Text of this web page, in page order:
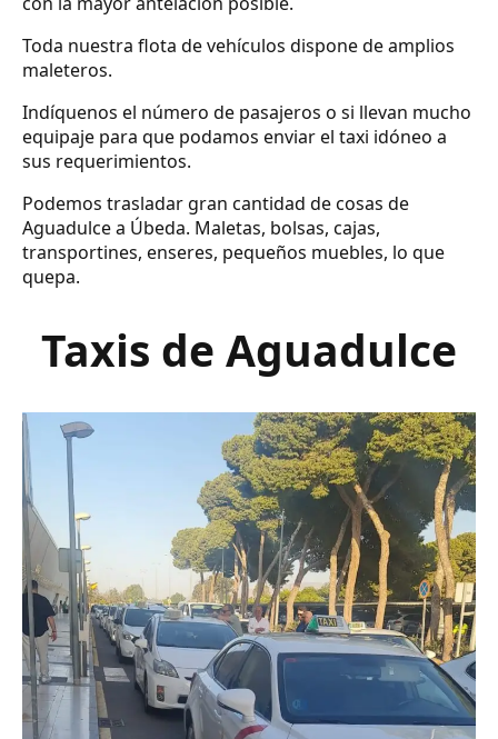
Toda nuestra flota de vehículos dispone de amplios
maleteros.
Indíquenos el número de pasajeros o si llevan mucho
equipaje para que podamos enviar el taxi idóneo a
sus requerimientos.
Podemos trasladar gran cantidad de cosas de
Aguadulce a Úbeda. Maletas, bolsas, cajas,
transportines, enseres, pequeños muebles, lo que
quepa.
Taxis de Aguadulce